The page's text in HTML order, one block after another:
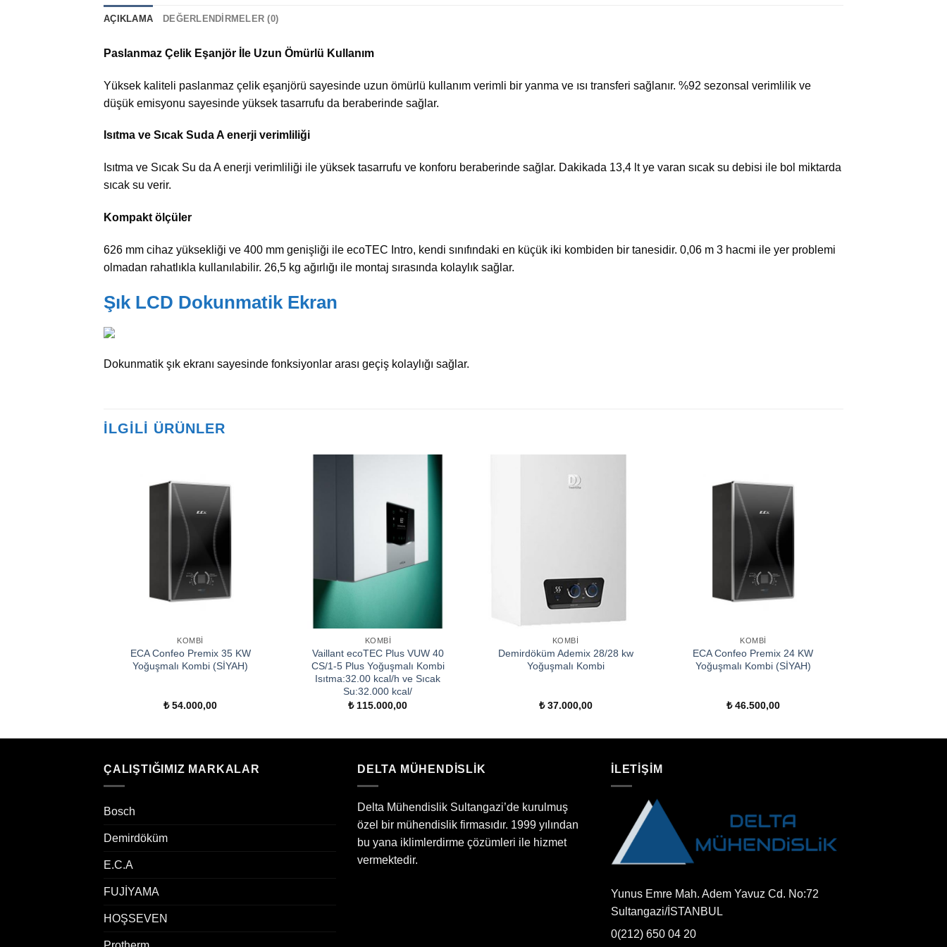
AÇIKLAMA DEĞERLENDIRMELER (0)
Paslanmaz Çelik Eşanjör İle Uzun Ömürlü Kullanım
Yüksek kaliteli paslanmaz çelik eşanjörü sayesinde uzun ömürlü kullanım verimli bir yanma ve ısı transferi sağlanır. %92 sezonsal verimlilik ve
düşük emisyonu sayesinde yüksek tasarrufu da beraberinde sağlar.
Isıtma ve Sıcak Suda A enerji verimliliği
Isıtma ve Sıcak Su da A enerji verimliliği ile yüksek tasarrufu ve konforu beraberinde sağlar. Dakikada 13,4 lt ye varan sıcak su debisi ile bol miktarda
sıcak su verir.
Kompakt ölçüler
626 mm cihaz yüksekliği ve 400 mm genişliği ile ecoTEC Intro, kendi sınıfındaki en küçük iki kombiden bir tanesidir. 0,06 m 3 hacmi ile yer problemi
olmadan rahatlıkla kullanılabilir. 26,5 kg ağırlığı ile montaj sırasında kolaylık sağlar.
Şık LCD Dokunmatik Ekran
Dokunmatik şık ekranı sayesinde fonksiyonlar arası geçiş kolaylığı sağlar.
İLGILI ÜRÜNLER
KOMBI
ECA Confeo Premix 35 KW
Yoğuşmalı Kombi (SİYAH)
₺54.000,00
KOMBI
Vaillant ecoTEC Plus VUW 40
CS/1-5 Plus Yoğuşmalı Kombi
Isıtma:32.00 kcal/h ve Sıcak
Su:32.000 kcal/
₺115.000,00
KOMBI
Demirdöküm Ademix 28/28 kw
Yoğuşmalı Kombi
₺37.000,00
KOMBI
ECA Confeo Premix 24 KW
Yoğuşmalı Kombi (SİYAH)
₺46.500,00
ÇALIŞTIĞIMIZ MARKALAR
Bosch
Demirdöküm
E.C.A
FUJİYAMA
HOŞSEVEN
DELTA MÜHENDİSLİK
Delta Mühendislik Sultangazi’de kurulmuş
özel bir mühendislik firmasıdır. 1999 yılından
bu yana iklimlerdirme çözümleri ile hizmet
vermektedir.
İLETİŞİM
Yunus Emre Mah. Adem Yavuz Cd. No:72
Sultangazi/İSTANBUL
0(212) 650 04 20